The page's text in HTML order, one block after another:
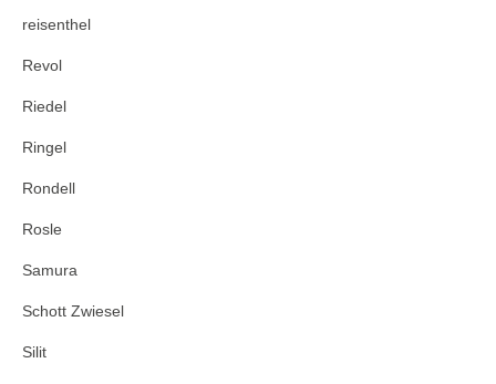
reisenthel
Revol
Riedel
Ringel
Rondell
Rosle
Samura
Schott Zwiesel
Silit